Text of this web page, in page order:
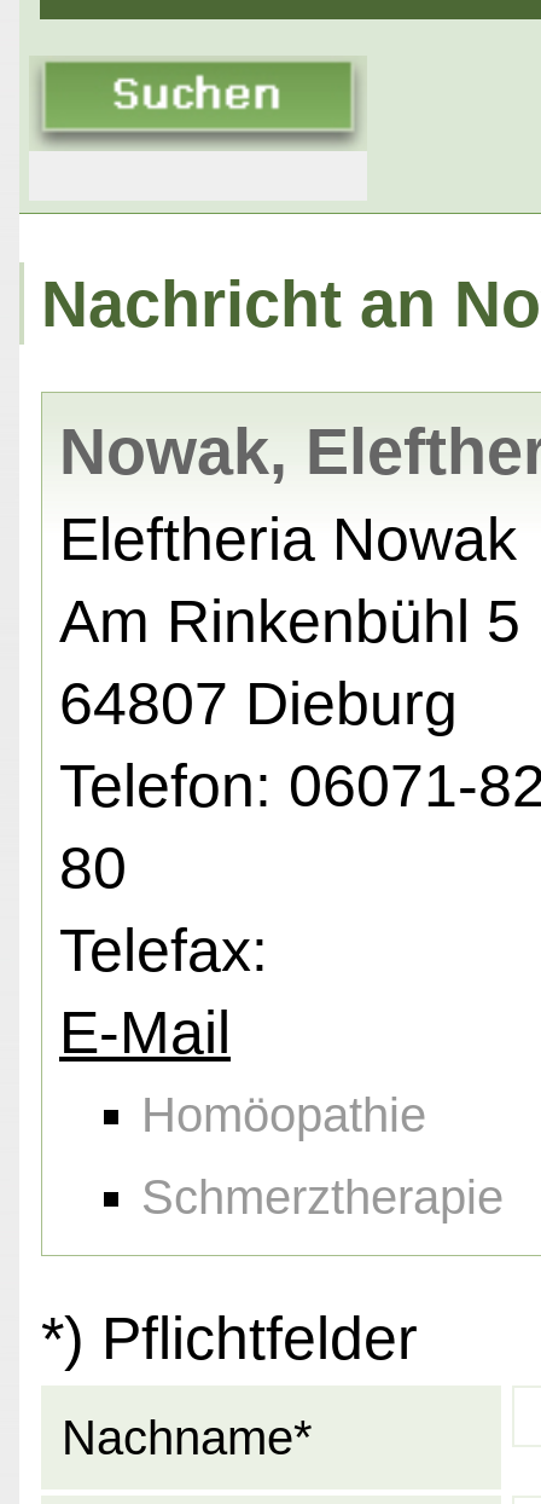
Nachricht an
Nowak,
Eleftheria Nowak
Am Rinkenbühl 5
64807 Dieburg
Telefon: 06071-
80
Telefax:
E-Mail
Homöopathie
Schmerztherapie
*) Pflichtfelder
Nachname*